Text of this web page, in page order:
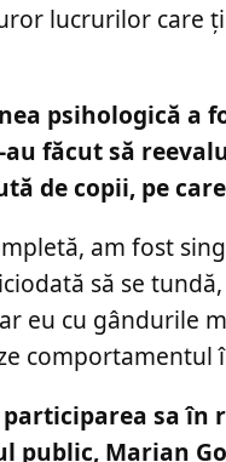
lucrurilor
psihologică a
făcut să
de copii, pe
am fost
să se
eu cu gândurile
sa
Marian